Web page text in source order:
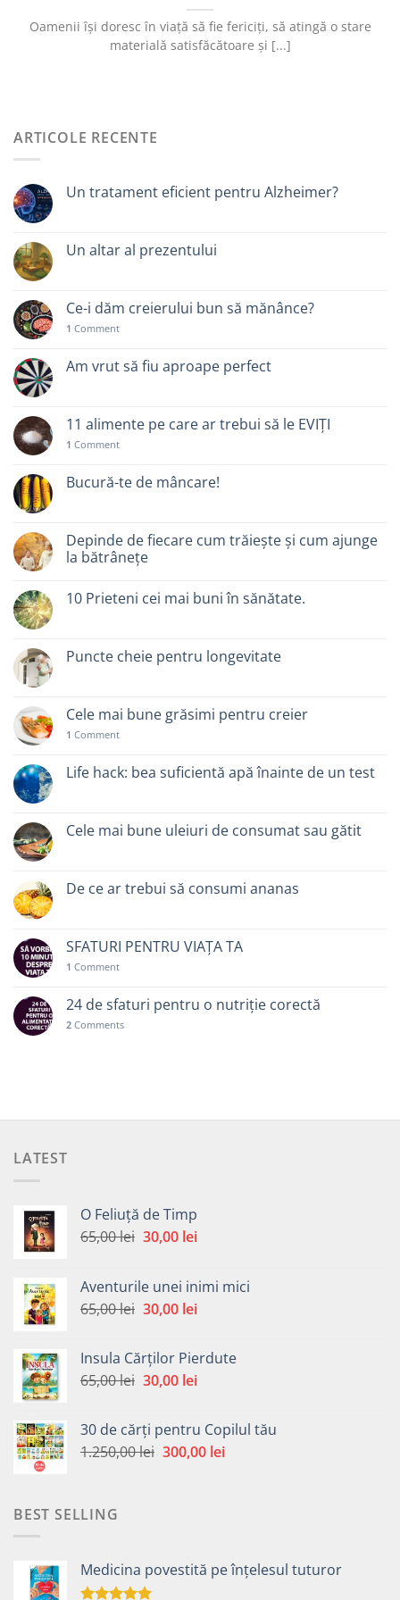
Oamenii își doresc în viață să fie fericiți, să atingă o stare
materială satisfăcătoare și [...]
ARTICOLE RECENTE
Un tratament eficient pentru Alzheimer?
Un altar al prezentului
Ce-i dăm creierului bun să mănânce?
1 Comment
Am vrut să fiu aproape perfect
11 alimente pe care ar trebui să le EVIȚI
1 Comment
Bucură-te de mâncare!
Depinde de fiecare cum trăiește și cum ajunge
la bătrânețe
10 Prieteni cei mai buni în sănătate.
Puncte cheie pentru longevitate
Cele mai bune grăsimi pentru creier
1 Comment
Life hack: bea suficientă apă înainte de un test
Cele mai bune uleiuri de consumat sau gătit
De ce ar trebui să consumi ananas
SFATURI PENTRU VIAȚA TA
1 Comment
24 de sfaturi pentru o nutriție corectă
2 Comments
LATEST
O Feliuță de Timp
65,00lei Prețul
fost:
65,00 lei.
30,00 leiPrețul
30,00 lei.
Aventurile unei inimi mici
65,00lei Prețul
fost:
65,00 lei.
30,00 leiPrețul
30,00 lei.
Insula Cărților Pierdute
65,00lei Prețul
fost:
65,00 lei.
30,00 leiPrețul
30,00 lei.
30 de cărți pentru Copilul tău
1.250,00lei Prețul
300,00 leiPrețul
BEST SELLING
Medicina povestită pe înțelesul tuturor